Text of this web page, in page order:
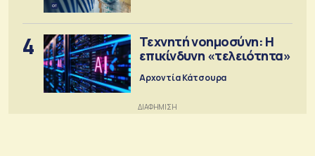
4
Τεχνητή νοημοσύνη: Η
επικίνδυνη «τελειότητα»
Αρχοντία Κάτσουρα